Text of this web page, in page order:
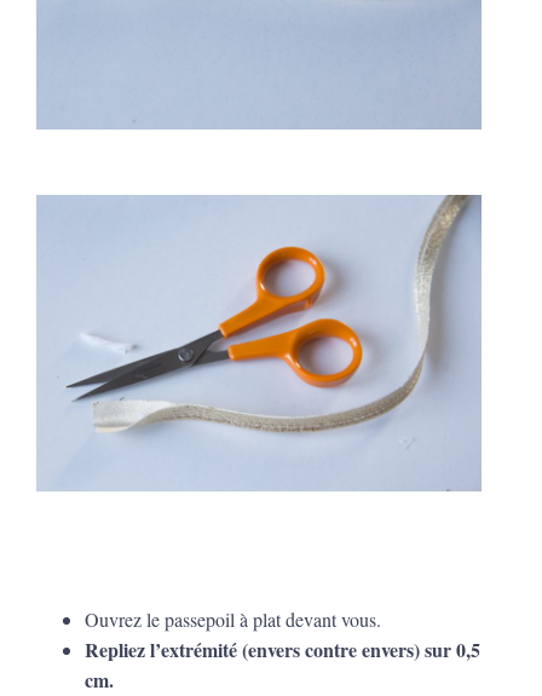
Ouvrez le passepoil à plat devant vous.
Repliez l’extrémité (envers contre envers) sur 0,5
cm.